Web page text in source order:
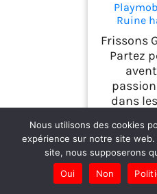
Ruine
Pirates
ruine de
Trois
Frissons
Partez
dans
l'homme
à créer
Nous utilisons des cookies
expérience sur notre site
site, nous supposerons
Oui
Non